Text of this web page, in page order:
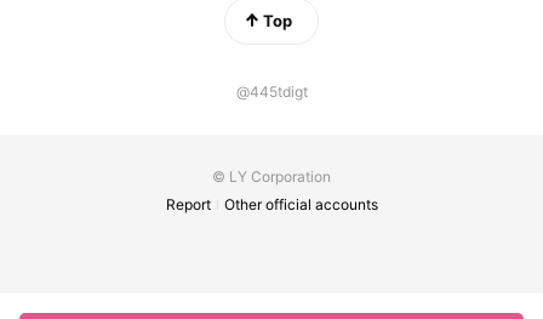
Top
@445tdigt
© LY Corporation
Report
Other official accounts